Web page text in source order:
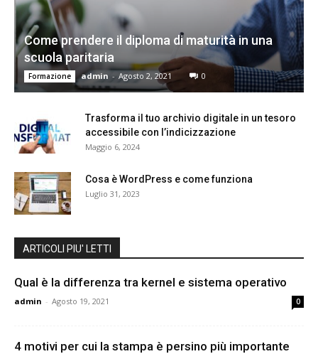
Come prendere il diploma di maturità in una
scuola paritaria
Formazione admin - Agosto 2, 2021 0
Trasforma il tuo archivio digitale in un tesoro
accessibile con l’indicizzazione
Maggio 6, 2024
Cosa è WordPress e come funziona
Luglio 31, 2023
ARTICOLI PIU' LETTI
Qual è la differenza tra kernel e sistema operativo
admin - Agosto 19, 2021 0
4 motivi per cui la stampa è persino più importante